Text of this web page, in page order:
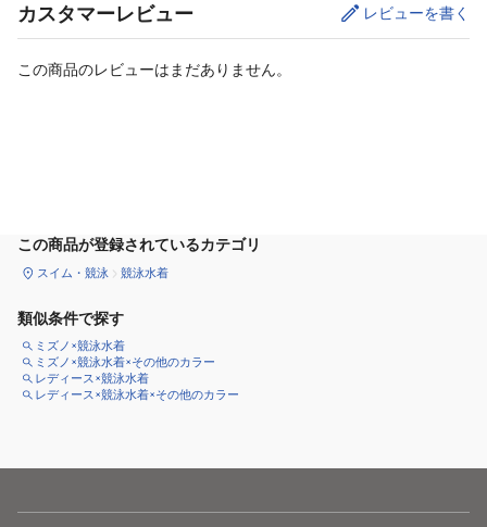
カスタマーレビュー レビューを書く
この商品のレビューはまだありません。
この商品が登録されているカテゴリ
スイム・競泳 競泳水着
類似条件で探す
ミズノ×競泳水着
ミズノ×競泳水着×その他のカラー
レディース×競泳水着
レディース×競泳水着×その他のカラー